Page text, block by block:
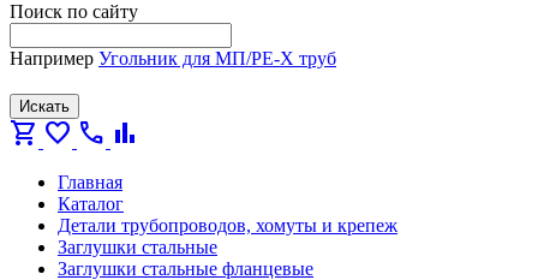
Поиск по сайту
Например Угольник для МП/PE-X труб
Искать
shopping_cart favorite call bar_chart
Главная
Каталог
Детали трубопроводов, хомуты и крепеж
Заглушки стальные
Заглушки стальные фланцевые